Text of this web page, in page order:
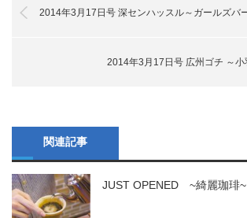
2014年3月17日号 深センハッスル～ガールズバ
2014年3月17日号 広州ゴチ ～
関連記事
JUST OPENED ~綺麗珈琲~